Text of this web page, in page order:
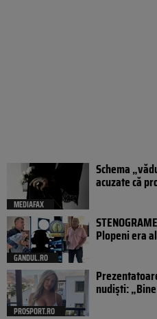
MEDIAFAX
Schema
acuzate că
GANDUL.RO
Plopeni era
PROSPORT.RO
nudiști: